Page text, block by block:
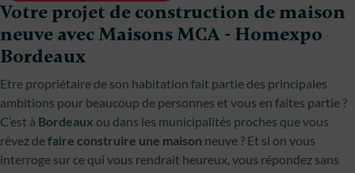
Votre projet de construction de maison
neuve avec Maisons MCA - Homexpo
Bordeaux
Etre propriétaire de son habitation fait partie des principales
ambitions pour beaucoup de personnes et vous en faites partie ?
C’est à Bordeaux ou dans les municipalités proches que vous
rêvez defaire construire une maison neuve ? Et si on vous
interroge sur ce qui vous rendrait heureux, vous répondez sans